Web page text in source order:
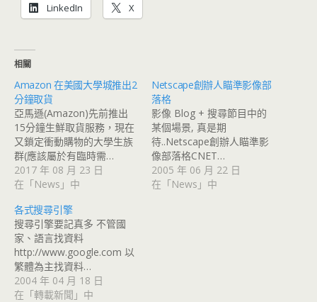
LinkedIn X
相關
Amazon 在美國大學城推出2
分鐘取貨
亞馬遜(Amazon)先前推出
15分鐘生鮮取貨服務，現在
又鎖定衝動購物的大學生族
群(應該屬於有臨時需…
2017 年 08 月 23 日
在「News」中
Netscape創辦人瞄準影像部
落格
影像 Blog + 搜尋節目中的
某個場景, 真是期
待..Netscape創辦人瞄準影
像部落格CNET…
2005 年 06 月 22 日
在「News」中
各式搜尋引擎
搜尋引擎要記真多 不管國
家、語言找資料
http://www.google.com 以
繁體為主找資料…
2004 年 04 月 18 日
在「轉載新聞」中